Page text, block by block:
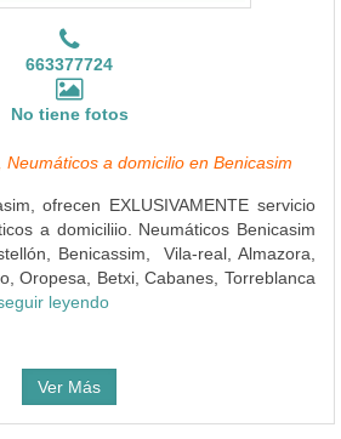
663377724
No tiene fotos
a domicilio en Benicasim
ofrecen EXLUSIVAMENTE servicio
a domiciliio. Neumáticos Benicasim
Benicassim, Vila-real, Almazora,
Oropesa, Betxi, Cabanes, Torreblanca
leyendo
Ver Más